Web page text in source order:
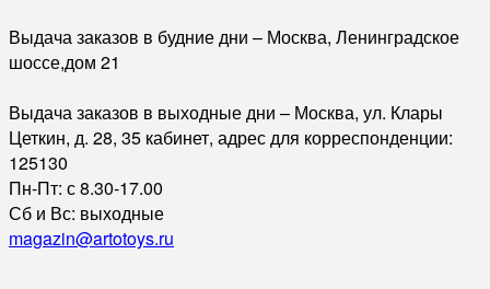
Выдача заказов в будние дни – Москва, Ленинградское
шоссе,дом 21
Выдача заказов в выходные дни – Москва, ул. Клары
Цеткин, д. 28, 35 кабинет, адрес для корреспонденции:
125130
Пн-Пт: с 8.30-17.00
Сб и Вс: выходные
magazin@artotoys.ru